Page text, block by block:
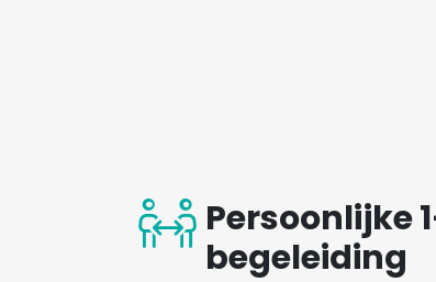
Persoonlijke
begeleiding